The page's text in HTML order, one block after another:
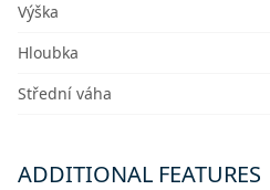
Výška
Hloubka
Střední váha
ADDITIONAL FEATURES